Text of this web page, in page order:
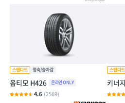
옵티모 H426
4.6 (2569)
키너